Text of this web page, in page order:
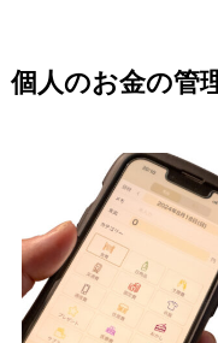
個人のお金の管